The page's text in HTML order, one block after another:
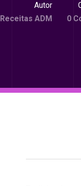
Autor
Receitas ADM
0